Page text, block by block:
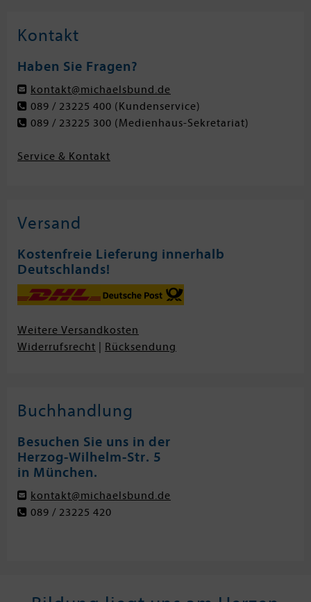
Kontakt
Haben Sie Fragen?
kontakt@michaelsbund.de
089 / 23225 400 (Kundenservice)
089 / 23225 300 (Medienhaus-Sekretariat)
Service & Kontakt
Versand
Kostenfreie Lieferung innerhalb
Deutschlands!
Weitere Versandkosten
Widerrufsrecht
Rücksendung
Buchhandlung
Besuchen Sie uns in der
Herzog-Wilhelm-Str. 5
in München.
kontakt@michaelsbund.de
089 / 23225 420